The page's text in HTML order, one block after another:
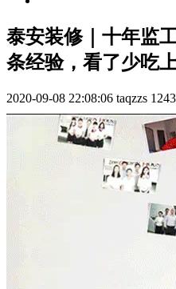
泰安装修｜十年监
条经验，看了少吃
2020-09-08 22:08:06 taqzzs 1243